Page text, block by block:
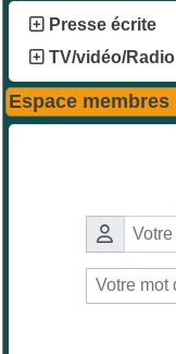
Presse écrite
TV/vidéo/Radio
Espace membres